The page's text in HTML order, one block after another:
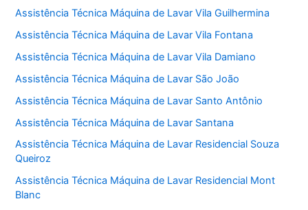
Assistência Técnica Máquina de Lavar Vila Guilhermina
Assistência Técnica Máquina de Lavar Vila Fontana
Assistência Técnica Máquina de Lavar Vila Damiano
Assistência Técnica Máquina de Lavar São João
Assistência Técnica Máquina de Lavar Santo Antônio
Assistência Técnica Máquina de Lavar Santana
Assistência Técnica Máquina de Lavar Residencial Souza
Queiroz
Assistência Técnica Máquina de Lavar Residencial Mont
Blanc